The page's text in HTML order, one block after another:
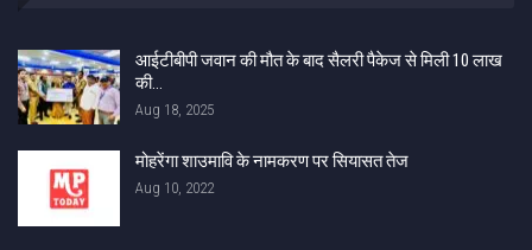
आईटीबीपी जवान की मौत के बाद सैलरी पैकेज से मिली 10 लाख
की…
Aug 18, 2025
मोहरेंगा शाउमावि के नामकरण पर सियासत तेज
Aug 10, 2022